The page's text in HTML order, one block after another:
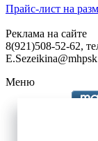
Прайс-лист на
Реклама на сайте
8(921)508-52-62,
Меню